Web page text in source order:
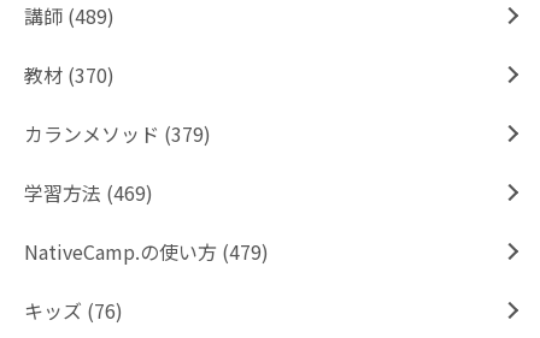
講師 (489)
教材 (370)
カランメソッド (379)
学習方法 (469)
NativeCamp.の使い方 (479)
キッズ (76)